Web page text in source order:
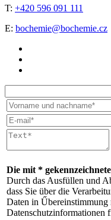
T: +420 596 091 111
E: bochemie@bochemie.cz
Die mit *
Durch das Ausfüllen und
dass Sie über die
Daten in
Datenschutzinformationen